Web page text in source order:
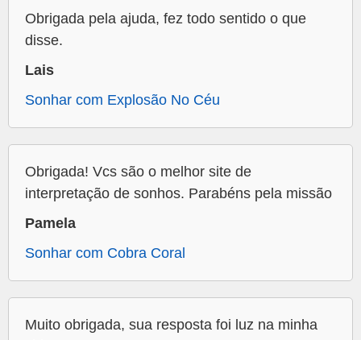
Obrigada pela ajuda, fez todo sentido o que
disse.
Lais
Sonhar com Explosão No Céu
Obrigada! Vcs são o melhor site de
interpretação de sonhos. Parabéns pela missão
Pamela
Sonhar com Cobra Coral
Muito obrigada, sua resposta foi luz na minha